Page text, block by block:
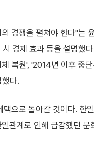
경쟁을 펼쳐야 한다"는
경제 효과 등을 설명했
복원', '2014년 이후 중
했다.
으로 돌아갈 것이다. 한
관계로 인해 급감했던 문